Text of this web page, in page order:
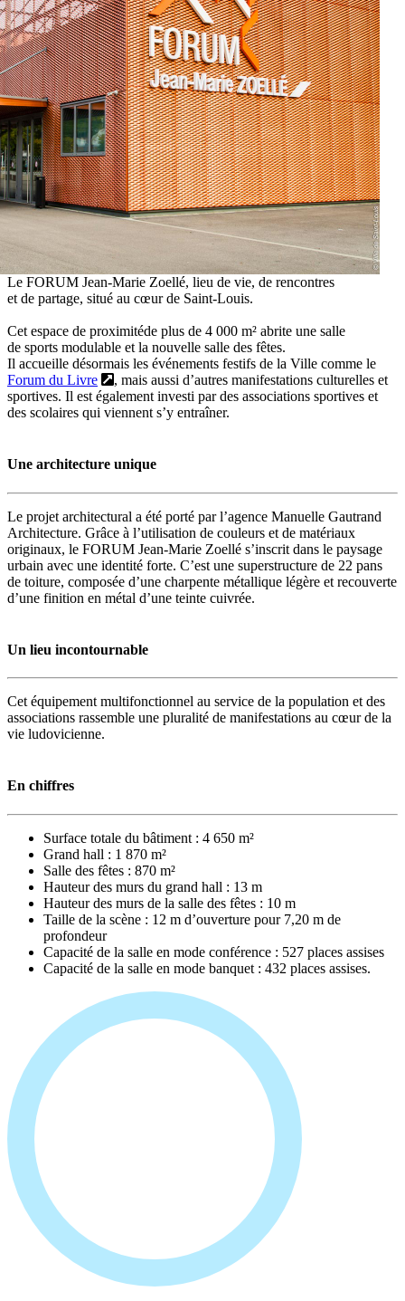
Le FORUM Jean-Marie Zoellé, lieu de vie, de rencontres
et de partage, situé au cœur de Saint-Louis.
Cet espace de proximitéde plus de 4 000 m² abrite une salle
de sports modulable et la nouvelle salle des fêtes.
Il accueille désormais les événements festifs de la Ville comme le
Forum du Livre
, mais aussi d’autres manifestations culturelles et
sportives. Il est également investi par des associations sportives et
des scolaires qui viennent s’y entraîner.
Une architecture unique
Le projet architectural a été porté par l’agence Manuelle Gautrand
Architecture. Grâce à l’utilisation de couleurs et de matériaux
originaux, le FORUM Jean-Marie Zoellé s’inscrit dans le paysage
urbain avec une identité forte. C’est une superstructure de 22 pans
de toiture, composée d’une charpente métallique légère et recouverte
d’une finition en métal d’une teinte cuivrée.
Un lieu incontournable
Cet équipement multifonctionnel au service de la population et des
associations rassemble une pluralité de manifestations au cœur de la
vie ludovicienne.
En chiffres
Surface totale du bâtiment : 4 650 m²
Grand hall : 1 870 m²
Salle des fêtes : 870 m²
Hauteur des murs du grand hall : 13 m
Hauteur des murs de la salle des fêtes : 10 m
Taille de la scène : 12 m d’ouverture pour 7,20 m de
profondeur
Capacité de la salle en mode conférence : 527 places assises
Capacité de la salle en mode banquet : 432 places assises.